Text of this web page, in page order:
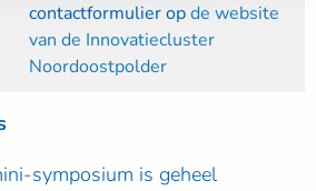
contactformulier opde website
van de Innovatiecluster
Noordoostpolder
symposium is geheel